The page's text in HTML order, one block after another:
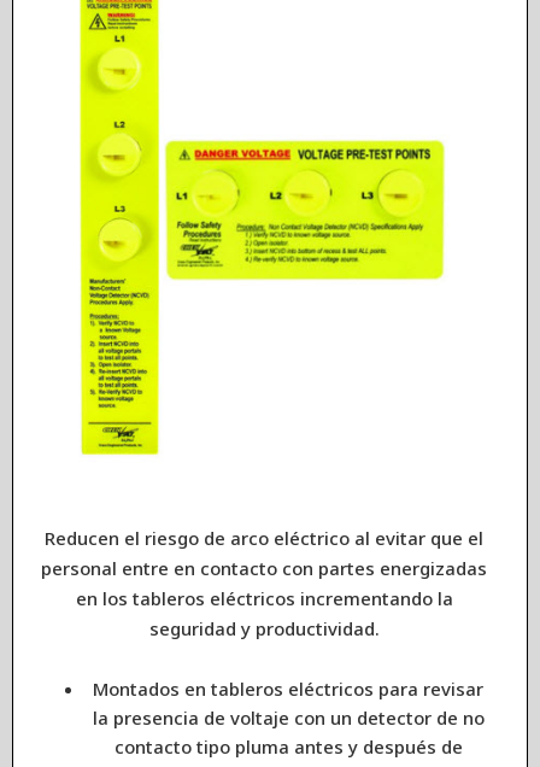
Reducen el riesgo de arco eléctrico al evitar que el
personal entre en contacto con partes energizadas
en los tableros eléctricos incrementando la
seguridad y productividad.
Montados en tableros eléctricos para revisar
la presencia de voltaje con un detector de no
contacto tipo pluma antes y después de